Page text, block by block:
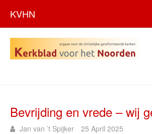
KVHN
Bevrijding en vrede – wij
Jan van ’t Spijker 25 April 2025